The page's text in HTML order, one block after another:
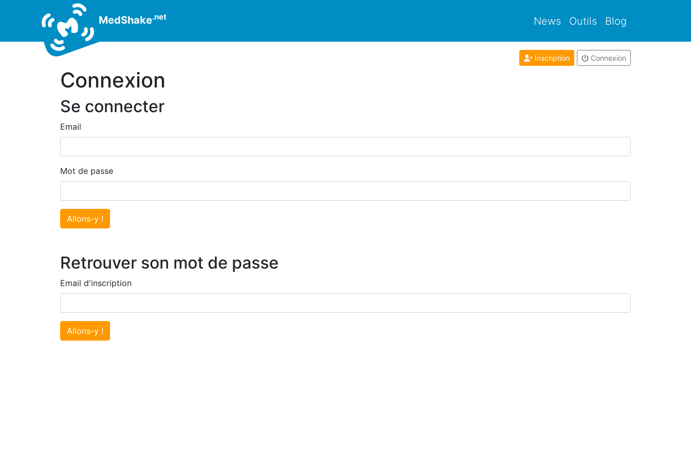
MedShake.net News Outils Blog
Inscription Connexion
Connexion
Se connecter
Email
Mot de passe
Allons-y !
Retrouver son mot de passe
Email d'inscription
Allons-y !